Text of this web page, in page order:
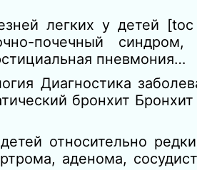
легких у детей
почечный
пневмония…
Диагностика
бронхит
относительно
аденома,